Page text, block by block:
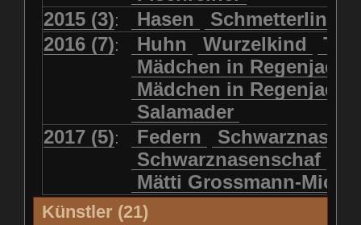
2015 (3): Hasen Schmetterlinge
2016 (7): Huhn Wurzelkind
Mädchen in
Mädchen in Regenjacke
Salamader
2017 (5): Federn
Schwarznasenschaf
Mätti Grossmann-
Künstler (21)